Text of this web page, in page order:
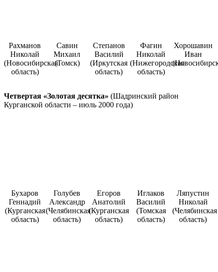
Рахманов
Николай
(Новосибирская
область)
Савин
Михаил
(Томск)
Степанов
Василий
(Иркутская
область)
Фагин
Николай
(Нижегородская
область)
Хорошавин
Иван
Четвертая «Золотая десятка» (Шадринский район
Курганской области – июль 2000 года)
Бухаров
Геннадий
(Курганская
область)
Голубев
Александр
(Челябинская
область)
Егоров
Анатолий
(Курганская
область)
Иглаков
Василий
(Томская
область)
Ляпустин
Николай
(Челябинская
область)